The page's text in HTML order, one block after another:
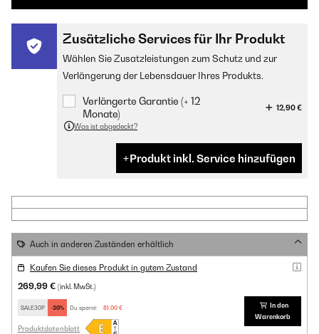
Zusätzliche Services für Ihr Produkt
Wählen Sie Zusatzleistungen zum Schutz und zur
Verlängerung der Lebensdauer Ihres Produkts.
Verlängerte Garantie (+ 12
Monate)
12,90 €
Was ist abgedeckt?
Produkt inkl. Service hinzufügen
Auch in anderen Zuständen erhältlich
Kaufen Sie dieses Produkt in gutem Zustand
269,99 € (inkl. MwSt.)
SALE30P -30% Du sparst: 81,00 €
Produktdatenblatt
In den
Warenkorb